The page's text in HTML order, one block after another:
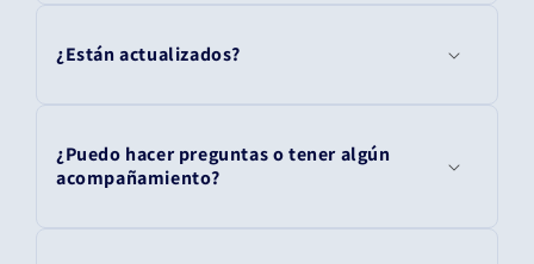
¿Están actualizados?
¿Puedo hacer preguntas o tener algún
acompañamiento?